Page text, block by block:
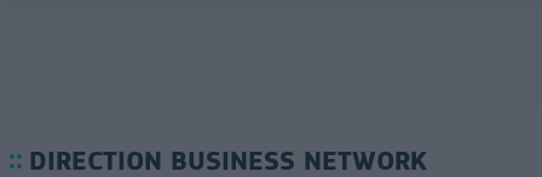
DIRECTION BUSINESS NETWORK